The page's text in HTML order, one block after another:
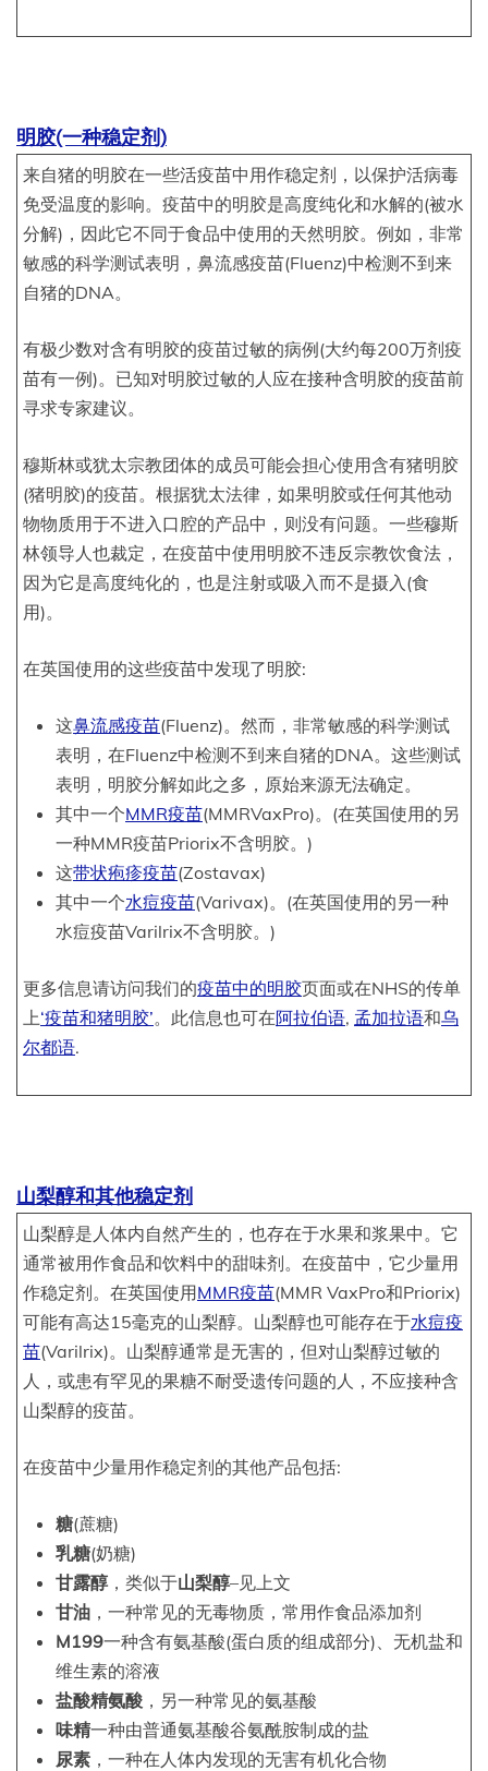
明胶(一种稳定剂)
来自猪的明胶在一些活疫苗中用作稳定剂，以保护活病毒
免受温度的影响。疫苗中的明胶是高度纯化和水解的(被水
分解)，因此它不同于食品中使用的天然明胶。例如，非常
敏感的科学测试表明，鼻流感疫苗(Fluenz)中检测不到来
自猪的DNA。
有极少数对含有明胶的疫苗过敏的病例(大约每200万剂疫
苗有一例)。已知对明胶过敏的人应在接种含明胶的疫苗前
寻求专家建议。
穆斯林或犹太宗教团体的成员可能会担心使用含有猪明胶
(猪明胶)的疫苗。根据犹太法律，如果明胶或任何其他动
物物质用于不进入口腔的产品中，则没有问题。一些穆斯
林领导人也裁定，在疫苗中使用明胶不违反宗教饮食法，
因为它是高度纯化的，也是注射或吸入而不是摄入(食
用)。
在英国使用的这些疫苗中发现了明胶:
这鼻流感疫苗(Fluenz)。然而，非常敏感的科学测试
表明，在Fluenz中检测不到来自猪的DNA。这些测试
表明，明胶分解如此之多，原始来源无法确定。
其中一个MMR疫苗(MMRVaxPro)。(在英国使用的另
一种MMR疫苗Priorix不含明胶。)
这带状疱疹疫苗(Zostavax)
其中一个水痘疫苗(Varivax)。(在英国使用的另一种
水痘疫苗Varilrix不含明胶。)
更多信息请访问我们的疫苗中的明胶页面或在NHS的传单
上‘疫苗和猪明胶’。此信息也可在阿拉伯语, 孟加拉语和乌
尔都语.
山梨醇和其他稳定剂
山梨醇是人体内自然产生的，也存在于水果和浆果中。它
通常被用作食品和饮料中的甜味剂。在疫苗中，它少量用
作稳定剂。在英国使用MMR疫苗(MMR VaxPro和Priorix)
可能有高达15毫克的山梨醇。山梨醇也可能存在于水痘疫
苗(Varilrix)。山梨醇通常是无害的，但对山梨醇过敏的
人，或患有罕见的果糖不耐受遗传问题的人，不应接种含
山梨醇的疫苗。
在疫苗中少量用作稳定剂的其他产品包括:
糖(蔗糖)
乳糖(奶糖)
甘露醇，类似于山梨醇–见上文
甘油 ，一种常见的无毒物质，常用作食品添加剂
M199一种含有氨基酸(蛋白质的组成部分)、无机盐和
维生素的溶液
盐酸精氨酸 ，另一种常见的氨基酸
味精一种由普通氨基酸谷氨酰胺制成的盐
尿素 ，一种在人体内发现的无害有机化合物